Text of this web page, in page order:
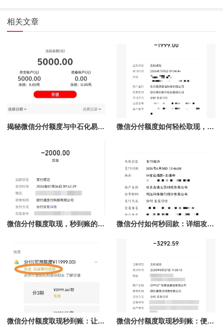
相关文章
揭秘微信分付额度与中石化易捷加油的完美结合，秒提现让你掌控财务自由！ 微信分付额度如何轻松取现，秒到账技巧全解析！
微信分付额度取现，秒到账的实现与技巧 微信分付如何秒回款：详细攻略与常见问题解答
微信分付额度取现秒到账：让资金流动更高效 微信分付额度取现秒到账：便捷资金管理新选择